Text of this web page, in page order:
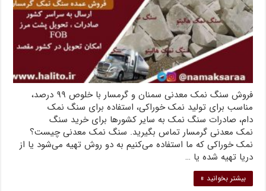
فروش سنگ نمک معدنی سمنان و گرمسار با خلوص ۹۹ درصد،
مناسب برای تولید نمک خوراکی، استفاده برای سنگ نمک
دام، صادرات سنگ نمک به سایر کشورها برای خرید سنگ
نمک معدنی گرمسار تماس بگیرید. سنگ نمک معدنی چیست؟
نمک خوراکی که ما استفاده می‌کنیم به دو روش تهیه می‌شود یا از
دریا تهیه شده یا …
بیشتر بخوانید »